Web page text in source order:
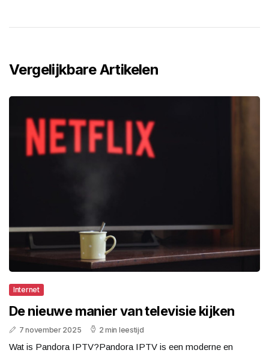
Vergelijkbare Artikelen
Internet
De nieuwe manier van televisie kijken
7 november 2025 2 min leestijd
Wat is Pandora IPTV?Pandora IPTV is een moderne en